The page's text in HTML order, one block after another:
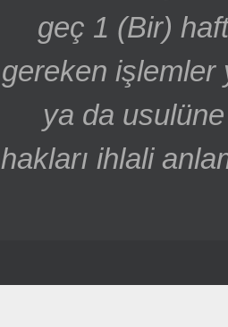
geç 1 (Bir)
gereken işlemler
ya da usulüne
hakları ihlali